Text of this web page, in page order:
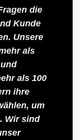
die
Kunde
Unsere
als
als 100
ihre
um
Wir sind